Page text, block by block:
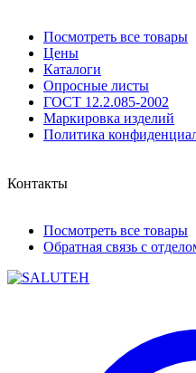
Посмотреть все товары
Цены
Каталоги
Опросные листы
ГОСТ 12.2.085-2002
Маркировка изделий
Политика
Контакты
Посмотреть все товары
Обратная связь с